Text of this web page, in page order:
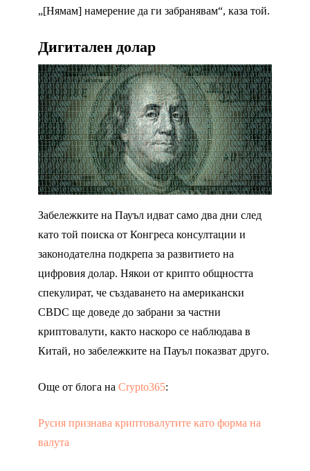
„[Нямам] намерение да ги забранявам“, каза той.
Дигитален долар
Забележките на Пауъл идват само два дни след
като той поиска от Конгреса консултации и
законодателна подкрепа за развитието на
цифровия долар. Някои от крипто общността
спекулират, че създаването на американски
CBDC ще доведе до забрани за частни
криптовалути, както наскоро се наблюдава в
Китай, но забележките на Пауъл показват друго.
Още от блога на Crypto365:
Русия признава криптовалутите като форма на
валута